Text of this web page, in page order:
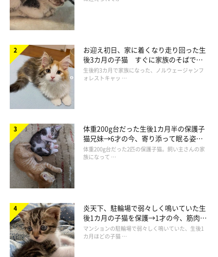
ねこのきもち投稿写真ギャラリー
お迎え初日、家に着くなり走り回った生
後3カ月の子猫 すぐに家族のそばで落
ち着く姿に「迎えてよかった」
生後約3カ月で家族になった、ノルウェージャンフ
ォレストキャッ …
体重200g台だった生後1カ月半の保護子
猫兄妹→6才の今、寄り添って眠る姿に
ほっこり！
体重200g台だった2匹の保護子猫。飼い主さんの家
族になって …
炎天下、駐輪場で弱々しく鳴いていた生
後1カ月の子猫を保護→1才の今、筋肉質
でツンデレなコに成長
マンションの駐輪場で弱々しく鳴いていた、生後1
カ月ほどの子猫 …